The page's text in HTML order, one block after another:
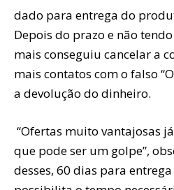
dado para entrega do
Depois do prazo e não
mais conseguiu cancelar a
mais contatos com o falso
a devolução do dinheiro.
“Ofertas muito vantajosas
que pode ser um golpe”,
desses, 60 dias para